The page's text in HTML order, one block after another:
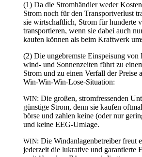
(1) Da die Strom­händ­ler weder
Strom noch für den Trans­port­ver­lust
sie wirt­schaft­lich, Strom für hun­der­te
trans­por­tie­ren, wenn sie dabei auch
kau­fen kön­nen als beim Kraft­werk
(2) Die unge­brems­te Ein­spei­sung
wind- und Son­nen­zei­ten führt zu
Strom und zu einen Ver­fall der Prei­se
Win-Win-Win-Lose-Situation:
WIN: Die gro­ßen, strom­fres­sen­den
güns­ti­ge Strom, denn sie kau­fen
bör­se und zah­len kei­ne (oder nur
und kei­ne EEG-Umlage.
WIN: Die Wind­an­la­gen­be­trei­ber freut
jeder­zeit die lukra­ti­ve und garan­tier­te